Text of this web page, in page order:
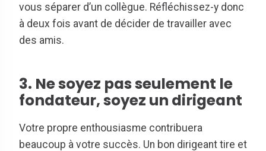
vous séparer d’un collègue. Réfléchissez-y donc
à deux fois avant de décider de travailler avec
des amis.
3. Ne soyez pas seulement le
fondateur, soyez un dirigeant
Votre propre enthousiasme contribuera
beaucoup à votre succès. Un bon dirigeant tire et